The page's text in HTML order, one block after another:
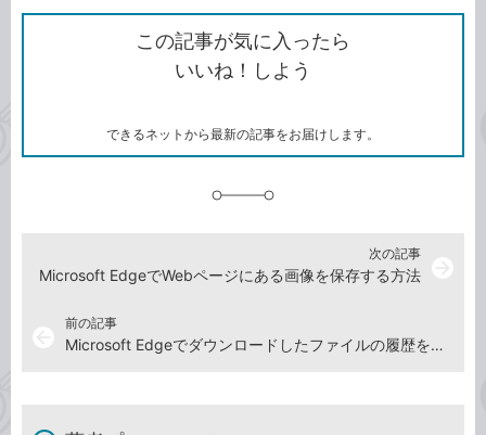
で
シ
ェ
ア
シ
ェ
ア
な
ブ
ッ
ク
ク
ク
を
コ
この記事が気に入ったら
いいね！しよう
できるネットから最新の記事をお届けします。
前の記事
Microsoft Edgeでダウンロードしたファイルの履歴を見る方法
次の記事
Microsoft EdgeでWebページにある画像を保存する方法